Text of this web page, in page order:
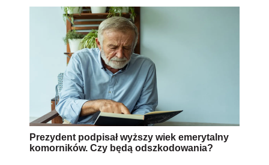
Prezydent podpisał wyższy wiek emerytalny
komorników. Czy będą odszkodowania?